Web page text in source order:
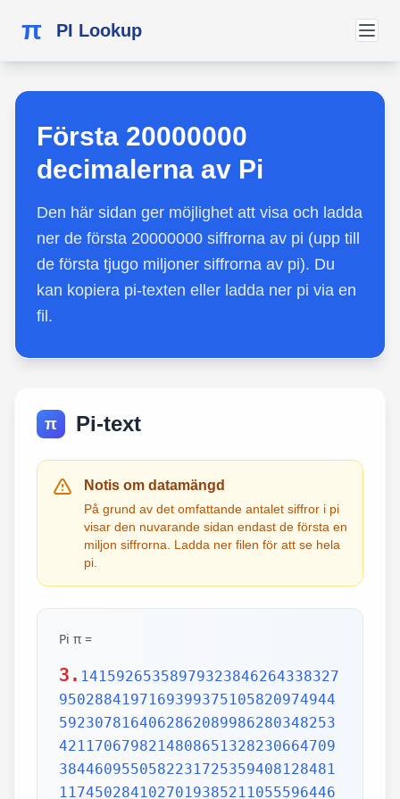
π PI Lookup
Första 20000000
decimalerna av Pi
Den här sidan ger möjlighet att visa och ladda
ner de första 20000000 siffrorna av pi (upp till
de första tjugo miljoner siffrorna av pi). Du
kan kopiera pi-texten eller ladda ner pi via en
fil.
π Pi-text
Notis om datamängd
På grund av det omfattande antalet siffror i pi
visar den nuvarande sidan endast de första en
miljon siffrorna. Ladda ner filen för att se hela
pi.
Pi π =
3. 1415926535897932384626433832795028841971693993751058209749445923078164062862089986280348253421170679821480865132823066470938446095505822317253594081284811174502841027019385211055596446229489549303819644288109756659334461284756482337867831652712019091456485669234603486104543266482133936072602491412737245870066063155881748815209209628292540917153643678925903600113305305488204665213841469519415116094330572703657595919530921861173819326117931051185480744623799627495673518857527248912279381830119491298336733624406566430860213949463952247371907021798609437027705392171762931767523846748184676694051320005681271452635608277857713427577896091736371787214684409012249534301465495853710507922796892589235420199561121290219608640344181598136297747713099605187072113499999983729780499510597317328160963185950244594553469083026425223082533446850352619311881710100031378387528865875332083814206171776691473035982534904287554687311595628638823537875937519577818577805321712268066130019278766111959092164201989380952572010654858632788659361533818279682303019520353018529689957736225994138912497217752834791315155748572424541506959508295331168617278558890750983817546374649393192550604009277016711390098488240128583616035637076601047101819429555961989467678374494482553797747268471040475346462080466842590694912933136770289891521047521620569660240580381501935112533824300355876402474964732639141992726042699227967823547816360093417216412199245863150302861829745557067498385054945885869269956909272107975093029553211653449872027559602364806654991198818347977535663698074265425278625518184175746728909777727938000816470600161452491921732172147723501414419735685481613611573525521334757418494684385233239073941433345477624168625189835694855620992192221842725502542568876717904946016534668049886272327917860857843838279679766814541009538837863609506800642251252051173929848960841284886269456042419652850222106611863067442786220391949450471237137869609563643719172874677646575739624138908658326459958133904780275900994657640789512694683983525957098258226205224894077267194782684826014769909026401363944374553050682034962524517493996514314298091906592509372216964615157098583874105978859597729754989301617539284681382686838689427741559918559252459539594310499725246808459872736446958486538367362226260991246080512438843904512441365497627807977156914359977001296160894416948685558484063534220722258284886481584560285060168427394522674676788952521385225499546667278239864565961163548862305774564980355936345681743241125150760694794510965960940252288797108931456691368672287489405601015033086179286809208747609178249385890097149096759852613655497818931297848216829989487226588048575640142704775551323796414515237462343645428584447952658678210511413547357395231134271661021359695362314429524849371871101457654035902799344037420073105785390621983874478084784896833214457138687519435064302184531910484810053706146806749192781911979399520614196634287544406437451237181921799983910159195618146751426912397489409071864942319615679452080951465502252316038819301420937621378559566389377870830390697920773467221825625996615014215030680384477345492026054146659252014974428507325186660021324340881907104863317346496514539057962685610055081066587969981635747363840525714591028970641401109712062804390397595156771577004203378699360072305587631763594218731251471205329281918261861258673215791984148488291644706095752706957220917567116722910981690915280173506712748583222871835209353965725121083579151369882091444210067510334671103141267111369908658516398315019701651511685171437657618351556508849099898599823873455283316355076479185358932261854896321329330898570642046752590709154814165498594616371802709819943099244889575712828905923233260972997120844335732654893823911932597463667305836041428138830320382490375898524374417029132765618093773444030707469211201913020330380197621101100449293215160842444859637669838952286847831235526582131449576857262433441893039686426243410773226978028073189154411010446823252716201052652272111660396665573092547110557853763466820653109896526918620564769312570586356620185581007293606598764861179104533488503461136576867532494416680396265797877185560845529654126654085306143444318586769751456614068007002378776591344017127494704205622305389945613140711270004078547332699390814546646458807972708266830634328587856983052358089330657574067954571637752542021149557615814002501262285941302164715509792592309907965473761255176567513575178296664547791745011299614890304639947132962107340437518957359614589019389713111790429782856475032031986915140287080859904801094121472213179476477726224142548545403321571853061422881375850430633217518297986622371721591607716692547487389866549494501146540628433663937900397692656721463853067360965712091807638327166416274888800786925602902284721040317211860820419000422966171196377921337575114959501566049631862947265473642523081770367515906735023507283540567040386743513622224771589150495309844489333096340878076932599397805419341447377441842631298608099888687413260472156951623965864573021631598193195167353812974167729478672422924654366800980676928238280689964004824354037014163149658979409243237896907069779422362508221688957383798623001593776471651228935786015881617557829735233446042815126272037343146531977774160319906655418763979293344195215413418994854447345673831624993419131814809277771038638773431772075456545322077709212019051660962804909263601975988281613323166636528619326686336062735676303544776280350450777235547105859548702790814356240145171806246436267945612753181340783303362542327839449753824372058353114771199260638133467768796959703098339130771098704085913374641442822772634659470474587847787201927715280731767907707157213444730605700733492436931138350493163128404251219256517980694113528013147013047816437885185290928545201165839341965621349143415956258658655705526904965209858033850722426482939728584783163057777560688876446248246857926039535277348030480290058760758251047470916439613626760449256274204208320856611906254543372131535958450687724602901618766795240616342522577195429162991930645537799140373404328752628889639958794757291746426357455254079091451357111369410911939325191076020825202618798531887705842972591677813149699009019211697173727847684726860849003377024242916513005005168323364350389517029893922334517220138128069650117844087451960121228599371623130171144484640903890644954440061986907548516026327505298349187407866808818338510228334508504860825039302133219715518430635455007668282949304137765527939751754613953984683393638304746119966538581538420568533862186725233402830871123282789212507712629463229563989898935821167456270102183564622013496715188190973038119800497340723961036854066431939509790190699639552453005450580685501956730229219139339185680344903982059551002263535361920419947455385938102343955449597783779023742161727111723643435439478221818528624085140066604433258885698670543154706965747458550332323342107301545940516553790686627333799585115625784322988273723198987571415957811196358330059408730681216028764962867446047746491599505497374256269010490377819868359381465741268049256487985561453723478673303904688383436346553794986419270563872931748723320837601123029911367938627089438799362016295154133714248928307220126901475466847653576164773794675200490757155527819653621323926406160136358155907422020203187277605277219005561484255518792530343513984425322341576233610642506390497500865627109535919465897514131034822769306247435363256916078154781811528436679570611086153315044521274739245449454236828860613408414863776700961207151249140430272538607648236341433462351897576645216413767969031495019108575984423919862916421939949072362346468441173940326591840443780513338945257423995082965912285085558215725031071257012668302402929525220118726767562204154205161841634847565169998116141010029960783869092916030288400269104140792886215078424516709087000699282120660418371806535567252532567532861291042487761825829765157959847035622262934860034158722980534989650226291748788202734209222245339856264766914905562842503912757710284027998066365825488926488025456610172967026640765590429099456815065265305371829412703369313785178609040708667114965583434347693385781711386455873678123014587687126603489139095620099393610310291616152881384379099042317473363948045759314931405297634757481193567091101377517210080315590248530906692037671922033229094334676851422144773793937517034436619910403375111735471918550464490263655128162288244625759163330391072253837421821408835086573917715096828874782656995995744906617583441375223970968340800535598491754173818839994469748676265516582765848358845314277568790029095170283529716344562129640435231176006651012412006597558512761785838292041974844236080071930457618932349229279650198751872127267507981255470958904556357921221033346697499235630254947802490114195212382815309114079073860251522742995818072471625916685451333123948049470791191532673430282441860414263639548000448002670496248201792896476697583183271314251702969234889627668440323260927524960357996469256504936818360900323809293459588970695365349406034021665443755890045632882250545255640564482465151875471196218443965825337543885690941130315095261793780029741207665147939425902989695946995565761218656196733786236256125216320862869222103274889218654364802296780705765615144632046927906821207388377814233562823608963208068222468012248261177185896381409183903673672220888321513755600372798394004152970028783076670944474560134556417254370906979396122571429894671543578468788614445812314593571984922528471605049221242470141214780573455105008019086996033027634787081081754501193071412233908663938339529425786905076431006383519834389341596131854347546495569781038293097164651438407007073604112373599843452251610507027056235266012764848308407611830130527932054274628654036036745328651057065874882256981579367897669742205750596834408697350201410206723585020072452256326513410559240190274216248439140359989535394590944070469120914093870012645600162374288021092764579310657922955249887275846101264836999892256959688159205600101655256375678